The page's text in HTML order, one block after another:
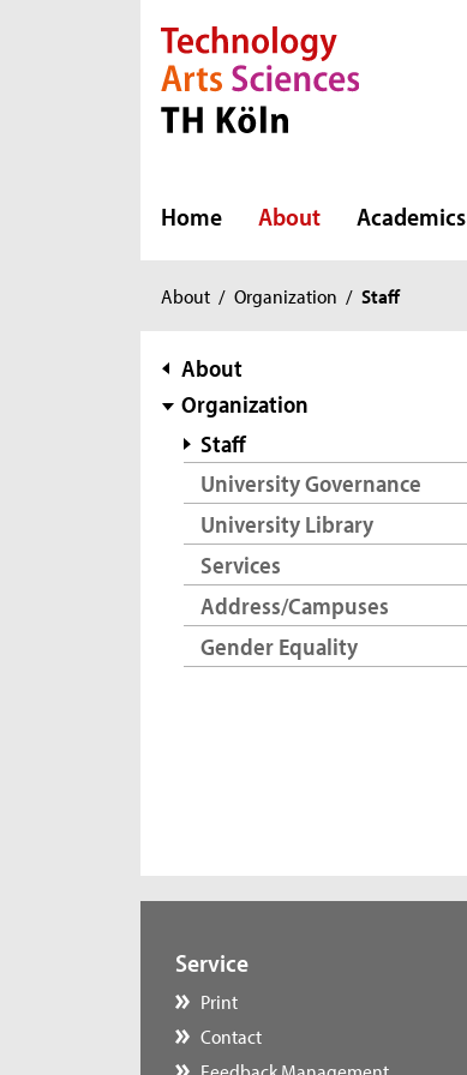
Direkt zur Hauptnavigation
Direkt zur Subnavigation
Direkt zum Inhalt
Direkt zum Fußbereich
Home About Academics
You
here:
About / Organization / Staff
subnavigation
About
Organization
Staff
University Governance
University Library
Services
Address/Campuses
Gender Equality
Service
Print
Contact